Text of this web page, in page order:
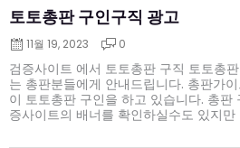
토토총판 구인구직 광고
11월 19, 2023 0
검증사이트 에서 토토총판 구직 토토총
는 총판분들에게 안내드립니다. 총판가
이 토토총판 구인을 하고 있습니다. 총판
증사이트의 배너를 확인하실수도 있지만